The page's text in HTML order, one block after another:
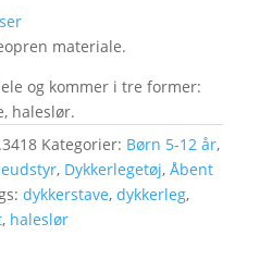
materiale.
og kommer i tre former:
haleslør.
Kategorier: Børn 5-12 år,
, Dykkerlegetøj, Åbent
dykkerstave, dykkerleg,
, haleslør